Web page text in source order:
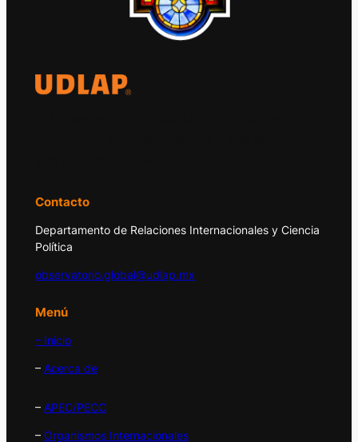
Contacto
Departamento de Relaciones Internacionales y Ciencia
Política
observatorio.global@udlap.mx
Menú
– Inicio
– Acerca de
– APEC/PECC
– Organismos Internacionales